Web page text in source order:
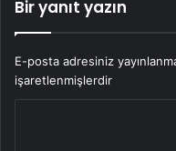
Bir yanıt yazın
E-posta adresiniz
işaretlenmişlerdir